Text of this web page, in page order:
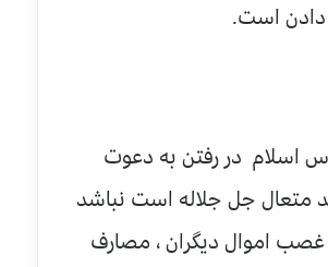
است.
اسلام در رفتن به دعوت
متعال جل جلاله است نباشد
اموال ديگران ، مصارف